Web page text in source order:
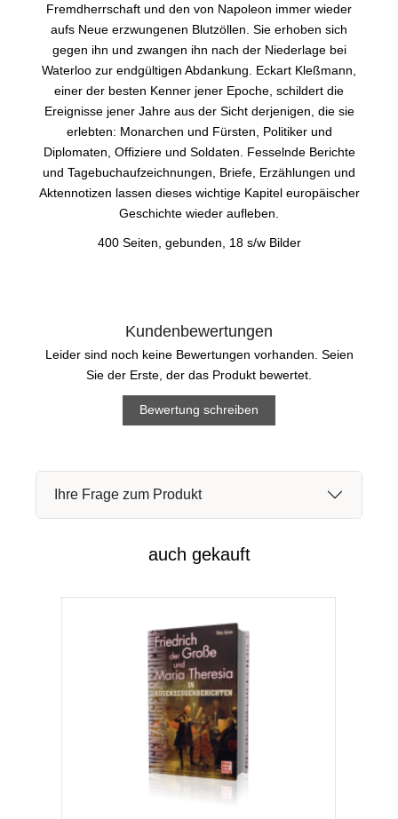
Fremdherrschaft und den von Napoleon immer wieder
aufs Neue erzwungenen Blutzöllen. Sie erhoben sich
gegen ihn und zwangen ihn nach der Niederlage bei
Waterloo zur endgültigen Abdankung. Eckart Kleßmann,
einer der besten Kenner jener Epoche, schildert die
Ereignisse jener Jahre aus der Sicht derjenigen, die sie
erlebten: Monarchen und Fürsten, Politiker und
Diplomaten, Offiziere und Soldaten. Fesselnde Berichte
und Tagebuchaufzeichnungen, Briefe, Erzählungen und
Aktennotizen lassen dieses wichtige Kapitel europäischer
Geschichte wieder aufleben.
400 Seiten, gebunden, 18 s/w Bilder
Kundenbewertungen
Leider sind noch keine Bewertungen vorhanden. Seien
Sie der Erste, der das Produkt bewertet.
Bewertung schreiben
Ihre Frage zum Produkt
auch gekauft